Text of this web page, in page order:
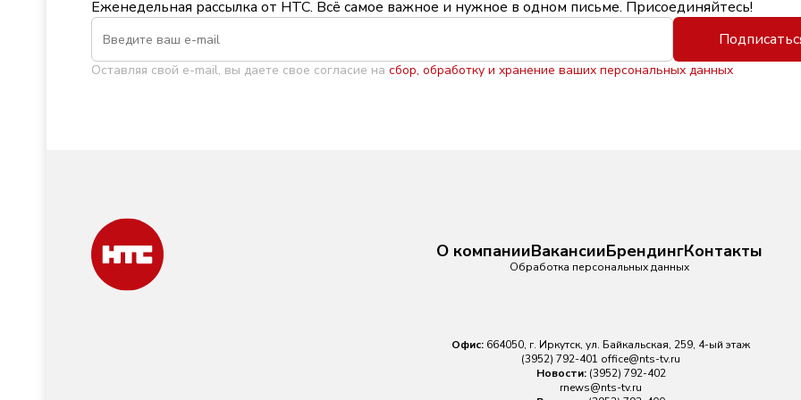
Еженедельная рассылка от НТС. Всё самое важное и нужное в одном письме. Присоединяйтесь!
Оставляя свой e-mail, вы даете свое согласие на сбор, обработку и хранение ваших персональных данных
О компанииВакансииБрендингКонтакты
Обработка персональных данных
Офис: 664050, г. Иркутск, ул. Байкальская, 259, 4-ый этаж
(3952) 792-401 office@nts-tv.ru
Новости: (3952) 792-402
rnews@nts-tv.ru